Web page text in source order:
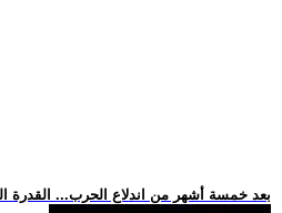
.. بعد خمسة أشهر من اندلاع الحرب... القدرة